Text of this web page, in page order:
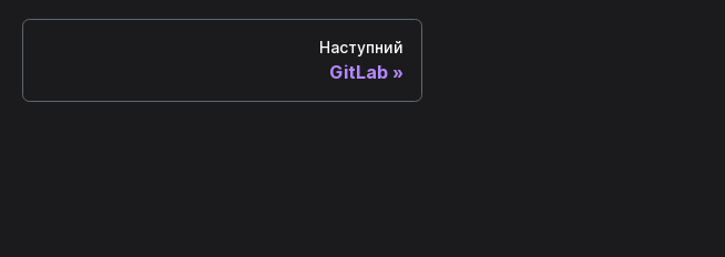
Наступний
GitLab